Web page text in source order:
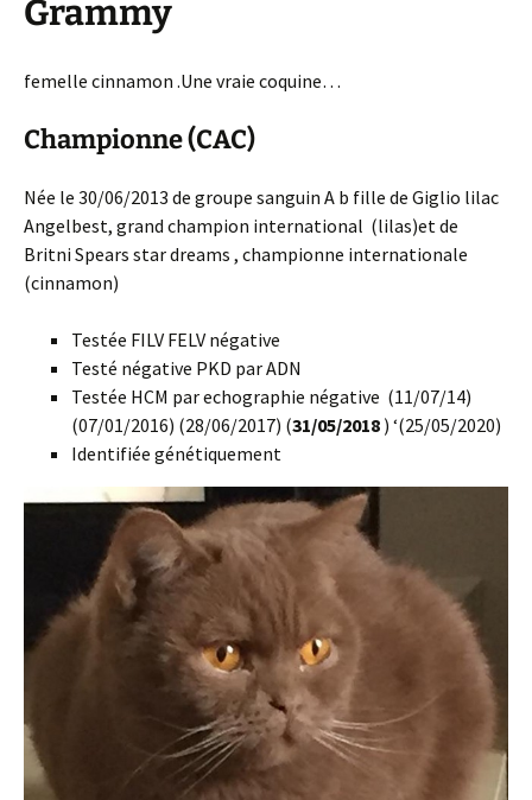
Grammy
femelle cinnamon .Une vraie coquine…
Championne (CAC)
Née le 30/06/2013 de groupe sanguin A b fille de Giglio lilac
Angelbest, grand champion international (lilas)et de
Britni Spears star dreams , championne internationale
(cinnamon)
Testée FILV FELV négative
Testé négative PKD par ADN
Testée HCM par echographie négative (11/07/14)
(07/01/2016) (28/06/2017) (31/05/2018 ) ‘(25/05/2020)
Identifiée génétiquement